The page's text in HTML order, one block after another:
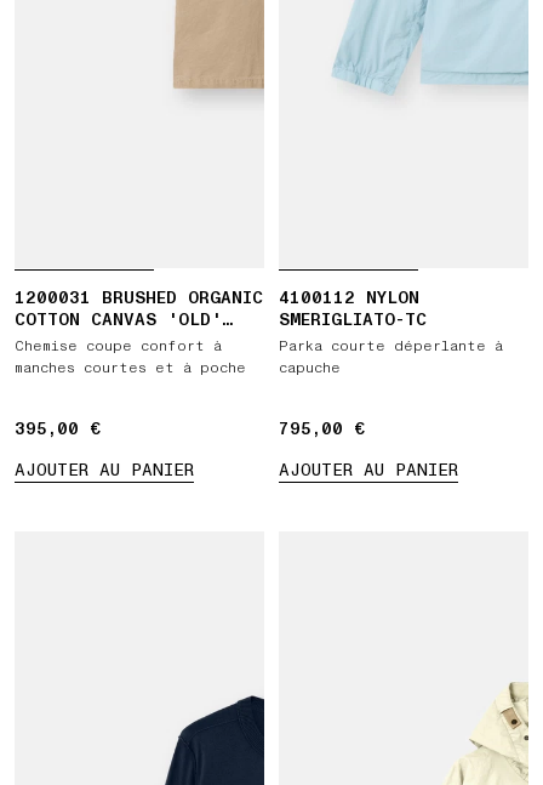
1200031 BRUSHED ORGANIC
COTTON CANVAS 'OLD'
EFFECT
Chemise coupe confort à
manches courtes et à poche
395,00 €
395,00 €
AJOUTER AU PANIER
4100112 NYLON
SMERIGLIATO-TC
Parka courte déperlante à
capuche
795,00 €
795,00 €
AJOUTER AU PANIER